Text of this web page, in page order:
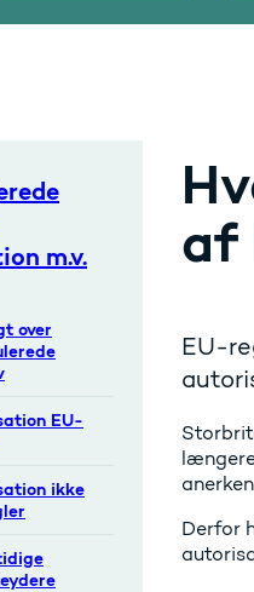
m.v.
over
EU-
ikke
af
EU-
Derfor